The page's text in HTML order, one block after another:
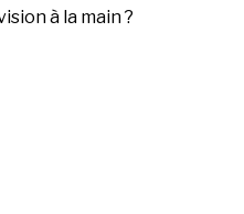
à la main ?